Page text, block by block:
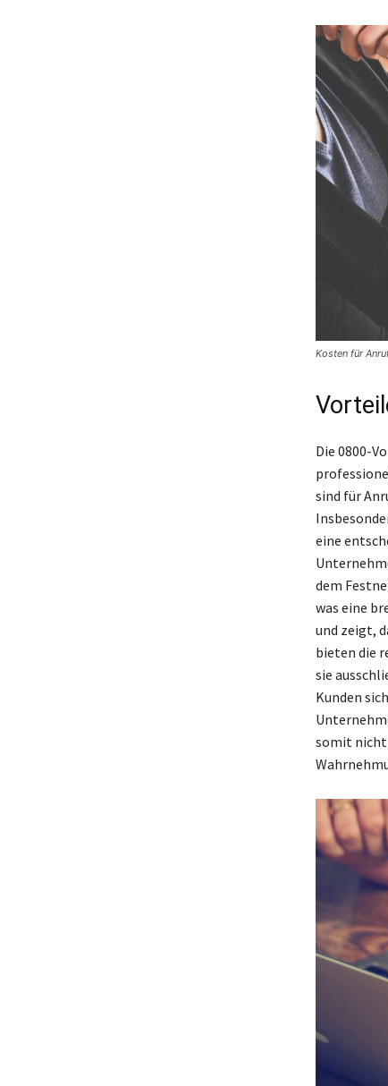
Kosten für
Die 0800-
sind für
eine
dem
was eine
und zeigt,
bieten die
sie
Kunden
somit nicht